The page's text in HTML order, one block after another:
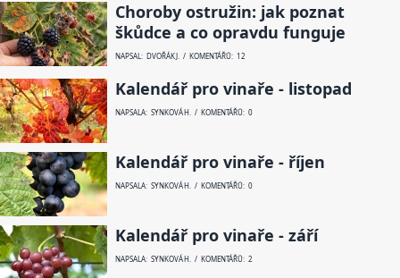
Choroby ostružin: jak poznat
škůdce a co opravdu funguje
NAPSAL: DVOŘÁK J. / KOMENTÁŘŮ: 12
Kalendář pro vinaře - listopad
NAPSALA: SYNKOVÁ H. / KOMENTÁŘŮ: 0
Kalendář pro vinaře - říjen
NAPSALA: SYNKOVÁ H. / KOMENTÁŘŮ: 0
Kalendář pro vinaře - září
NAPSALA: SYNKOVÁ H. / KOMENTÁŘŮ: 2